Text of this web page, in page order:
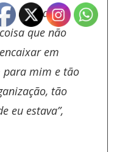
quando eu
que não
em
para mim e tão
tão
eu estava”,